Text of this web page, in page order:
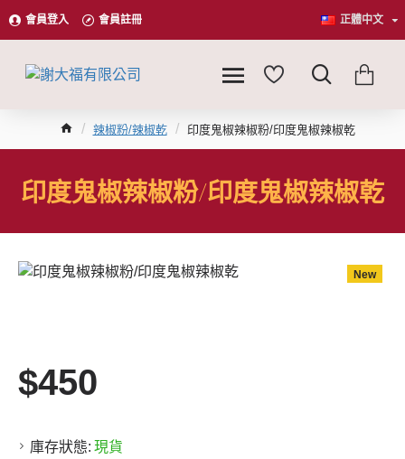
會員登入 會員註冊 正體中文
辣椒粉/辣椒乾 印度鬼椒辣椒粉/印度鬼椒辣椒乾
印度鬼椒辣椒粉/印度鬼椒辣椒乾
New
庫存狀態: 現貨
$450